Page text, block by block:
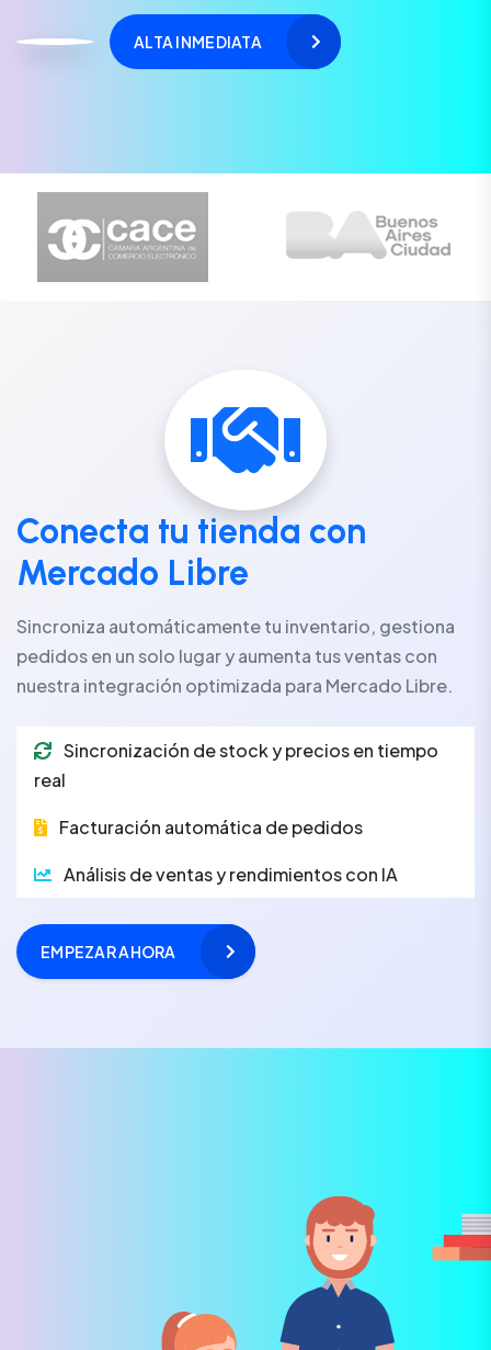
ALTA INMEDIATA
Conecta tu tienda con
Mercado Libre
Sincroniza automáticamente tu inventario, gestiona
pedidos en un solo lugar y aumenta tus ventas con
nuestra integración optimizada para Mercado Libre.
Sincronización de stock y precios en tiempo
real
Facturación automática de pedidos
Análisis de ventas y rendimientos con IA
EMPEZAR AHORA